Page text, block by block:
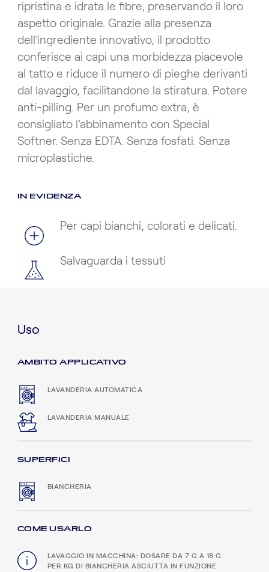
ripristina e idrata le fibre, preservando il loro
aspetto originale. Grazie alla presenza
dell’ingrediente innovativo, il prodotto
conferisce ai capi una morbidezza piacevole
al tatto e riduce il numero di pieghe derivanti
dal lavaggio, facilitandone la stiratura. Potere
anti-pilling. Per un profumo extra, è
consigliato l’abbinamento con Special
Softner. Senza EDTA. Senza fosfati. Senza
microplastiche.
IN EVIDENZA
Per capi bianchi, colorati e delicati.
Salvaguarda i tessuti
Uso
AMBITO APPLICATIVO
LAVANDERIA AUTOMATICA
LAVANDERIA MANUALE
SUPERFICI
BIANCHERIA
COME USARLO
LAVAGGIO IN MACCHINA: DOSARE DA 7 G A 18 G
PER KG DI BIANCHERIA ASCIUTTA IN FUNZIONE